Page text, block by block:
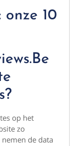
onze 10
op het
zo
de data